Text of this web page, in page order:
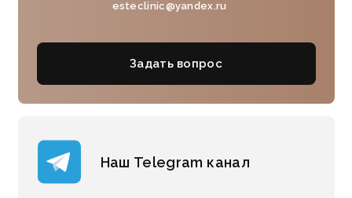
esteclinic@yandex.ru
Задать вопрос
Наш Telegram канал